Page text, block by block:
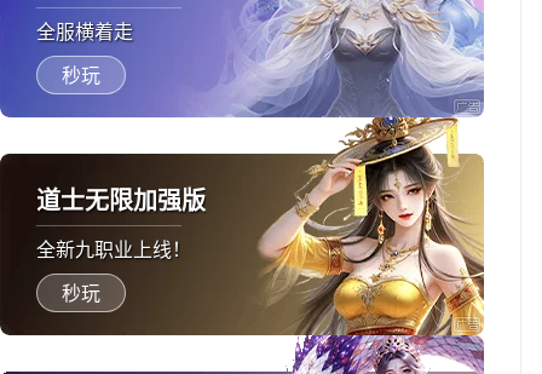
全服横着走
秒玩
道士无限加强版
全新九职业上线！
秒玩